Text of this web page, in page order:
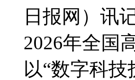
日报网）讯
2026年全国
以“数字科